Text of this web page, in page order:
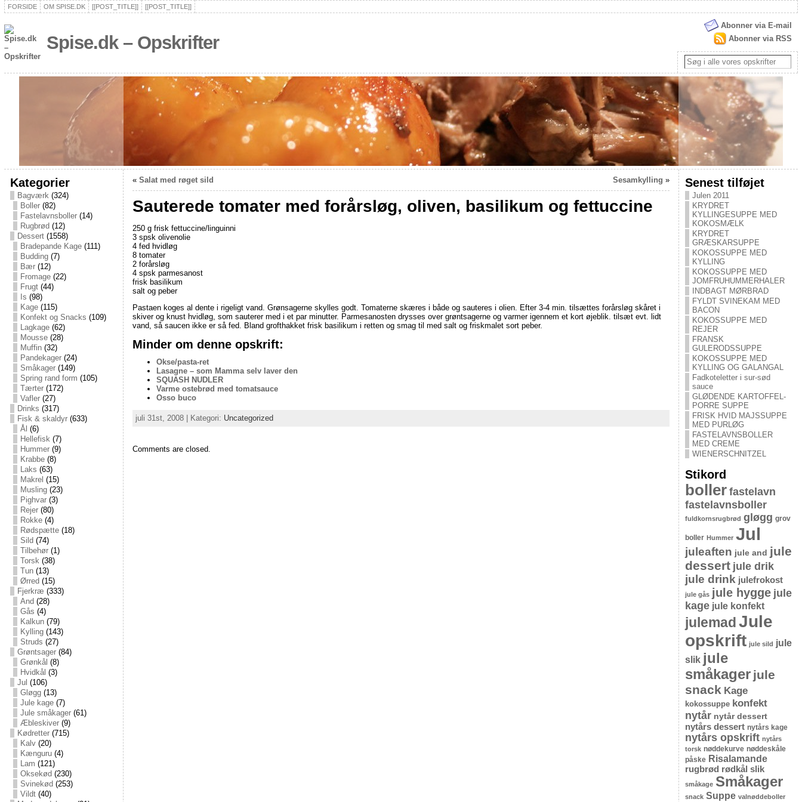
FORSIDE OM SPISE.DK [[POST_TITLE]] [[POST_TITLE]]
Spise.dk – Opskrifter
Abonner via E-mail
Abonner via RSS
Kategorier
Bagværk(324)
Boller(82)
Fastelavnsboller(14)
Rugbrød (12)
Dessert(1558)
Bradepande Kage(111)
Budding(7)
Bær(12)
Fromage(22)
Frugt(44)
Is (98)
Kage(115)
Konfekt og Snacks (109)
Lagkage(62)
Mousse(28)
Muffin(32)
Pandekager(24)
Småkager(149)
Spring rand form (105)
Tærter(172)
Vafler(27)
Drinks (317)
Fisk & skaldyr(633)
Ål (6)
Hellefisk(7)
Hummer(9)
Krabbe(8)
Laks (63)
Makrel (15)
Musling(23)
Pighvar(3)
Rejer(80)
Rokke(4)
Rødspætte(18)
Sild (74)
Tilbehør(1)
Torsk(38)
Tun(13)
Ørred (15)
Fjerkræ (333)
And (28)
Gås (4)
Kalkun(79)
Kylling(143)
Struds (27)
Grøntsager(84)
Grønkål (8)
Hvidkål (3)
Jul (106)
Gløgg(13)
Jule kage(7)
Jule småkager(61)
Æbleskiver(9)
Kødretter(715)
Kalv(20)
Kænguru(4)
Lam (121)
Oksekød (230)
Svinekød (253)
Vildt(40)
« Salat med røget sild Sesamkylling »
Sauterede tomater med forårsløg, oliven, basilikum og fettuccine
250 g frisk fettuccine/linguinni
3 spsk olivenolie
4 fed hvidløg
8 tomater
2 forårsløg
4 spsk parmesanost
frisk basilikum
salt og peber
Pastaen koges al dente i rigeligt vand. Grønsagerne skylles godt. Tomaterne skæres i både og sauteres i olien. Efter 3-4 min. tilsættes forårsløg skåret i
skiver og knust hvidløg, som sauterer med i et par minutter. Parmesanosten drysses over grøntsagerne og varmer igennem et kort øjeblik. tilsæt evt. lidt
vand, så saucen ikke er så fed. Bland grofthakket frisk basilikum i retten og smag til med salt og friskmalet sort peber.
Minder om denne opskrift:
Okse/pasta-ret
Lasagne – som Mamma selv laver den
SQUASH NUDLER
Varme ostebrød med tomatsauce
Osso buco
juli 31st, 2008 | Kategori: Uncategorized
Comments are closed.
Senest tilføjet
Julen 2011
KRYDRET
KYLLINGESUPPE MED
KOKOSMÆLK
KRYDRET
GRÆSKARSUPPE
KOKOSSUPPE MED
KYLLING
KOKOSSUPPE MED
JOMFRUHUMMERHALER
INDBAGT MØRBRAD
FYLDT SVINEKAM MED
BACON
KOKOSSUPPE MED
REJER
FRANSK
GULERODSSUPPE
KOKOSSUPPE MED
KYLLING OG GALANGAL
Fadkoteletter i sur-sød
sauce
GLØDENDE KARTOFFEL-
PORRE SUPPE
FRISK HVID MAJSSUPPE
MED PURLØG
FASTELAVNSBOLLER
MED CREME
WIENERSCHNITZEL
Stikord
boller fastelavn
fastelavnsboller
fuldkornsrugbrød gløgg grov
boller Hummer Jul
juleaften jule and jule
dessert jule drik
jule drink julefrokost
jule gås jule hygge jule
kage jule konfekt
julemad Jule
opskrift jule sild jule
slik jule
småkager jule
snack Kage
kokossuppe konfekt
nytår nytår dessert
nytårs dessert nytårs kage
nytårs opskrift nytårs
torsk nøddekurve nøddeskåle
påske Risalamande
rugbrød rødkål slik
småkage Småkager
snack Suppe valnøddeboller